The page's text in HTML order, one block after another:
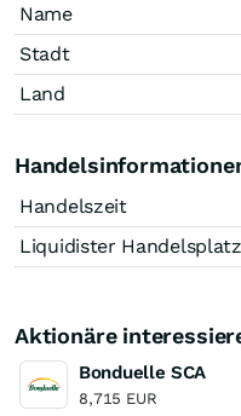
Name
Stadt
Land
Handelszeit
Liquidister Handelsplatz
Aktionäre
Bonduelle SCA
8,715 EUR